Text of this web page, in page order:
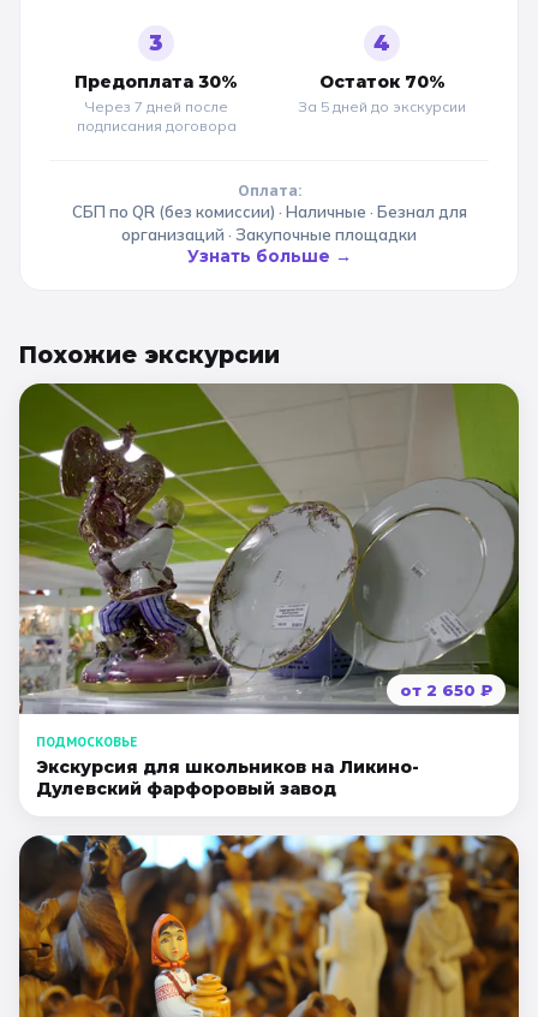
3
Предоплата 30%
Через 7 дней после
подписания договора
4
Остаток 70%
За 5 дней до экскурсии
Оплата:
СБП по QR (без комиссии) · Наличные · Безнал для
организаций · Закупочные площадки
Узнать больше →
Похожие экскурсии
от 2 650 ₽
ПОДМОСКОВЬЕ
Экскурсия для школьников на Ликино-
Дулевский фарфоровый завод